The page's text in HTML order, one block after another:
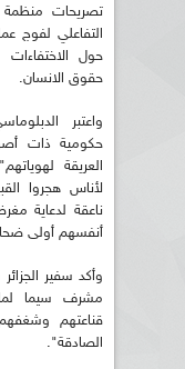
تصريحات منظمة
التفاعلي لفوج
حقوق الانسان.
واعتبر
حكومية ذات
العريقة
لأناس هجروا
ناعقة لدعاية
أنفسهم أولى
وأكد سفير
مشرف سيما
قناعتهم
الصادقة".